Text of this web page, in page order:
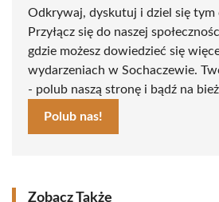
Odkrywaj, dyskutuj i dziel się tym
Przyłącz się do naszej
gdzie możesz dowiedzieć się
wydarzeniach w Sochaczewie.
- polub naszą stronę i bądź na
Polub nas!
Zobacz Także